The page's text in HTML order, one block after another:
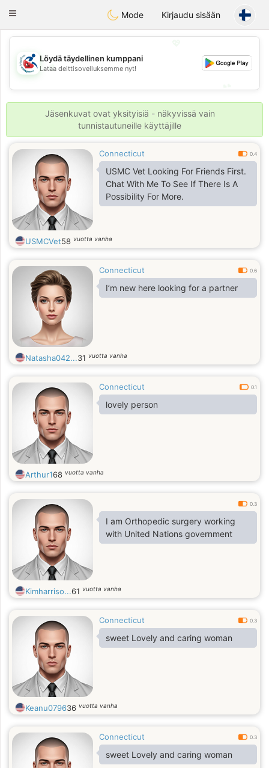
Handi Space
Toggle
Mode Kirjaudu sisään
💖
💕
Löydä täydellinen kumppani
Lataa deittisovelluksemme nyt!
Jäsenkuvat ovat yksityisiä - näkyvissä vain
tunnistautuneille käyttäjille
Connecticut 0.4
USMC Vet Looking For Friends First.
Chat With Me To See If There Is A
Possibility For More.
USMCVet58 vuotta vanha
Connecticut 0.6
I’m new here looking for a partner
Natasha042...31 vuotta vanha
Connecticut 0.1
lovely person
Arthur168 vuotta vanha
0.3
I am Orthopedic surgery working
with United Nations government
Kimharriso...61 vuotta vanha
Connecticut 0.3
sweet Lovely and caring woman
Keanu079636 vuotta vanha
Connecticut 0.3
sweet Lovely and caring woman